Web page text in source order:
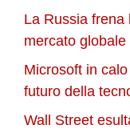
La Russia frena
mercato globale
Microsoft in
futuro della
Wall Street